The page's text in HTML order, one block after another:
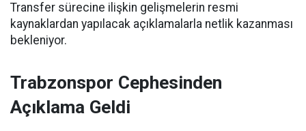
Transfer sürecine ilişkin gelişmelerin resmi
kaynaklardan yapılacak açıklamalarla netlik kazanması
bekleniyor.
Trabzonspor Cephesinden
Açıklama Geldi